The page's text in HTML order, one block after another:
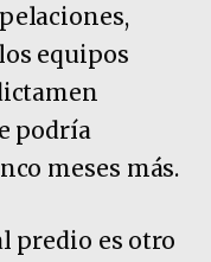
equipos
podría
meses más.
predio es otro